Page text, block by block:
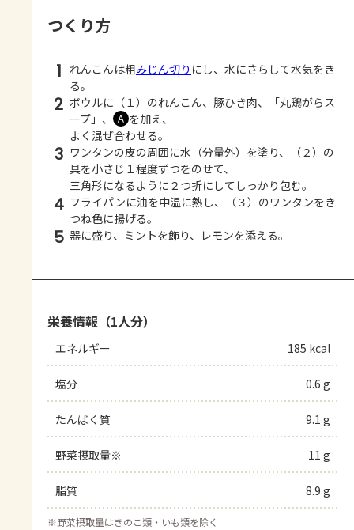
つくり方
1 れんこんは粗みじん切り にし、水にさらして水気をき
る。
2 ボウルに（１）のれんこん、豚ひき肉、「丸鶏がらス
ープ」、
Ａ を加え、
よく混ぜ合わせる。
3 ワンタンの皮の周囲に水（分量外）を塗り、（２）の
具を小さじ１程度ずつをのせて、
三角形になるように２つ折にしてしっかり包む。
4 フライパンに油を中温に熱し、（３）のワンタンをき
つね色に揚げる。
5 器に盛り、ミントを飾り、レモンを添える。
栄養情報（1人分）
エネルギー 185 kcal
塩分 0.6 g
たんぱく質 9.1 g
野菜摂取量※ 11 g
脂質 8.9 g
※野菜摂取量はきのこ類・いも類を除く